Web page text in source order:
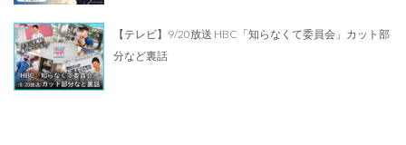
【テレビ】9/20放送 HBC「知らなくて委員会」カット部
分など裏話